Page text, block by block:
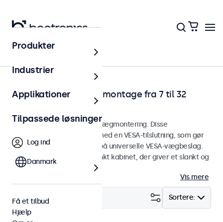
Hjem
Touchskærme til vægmontage fra 7 til 32
Touchskærme designet til vægmontering. Disse
touchskærme er udstyret med en VESA-tilslutning, som gør
det nemt at montere dem på universelle VESA-vægbeslag.
Touchskærmene har et slankt kabinet, der giver et slankt og
fladt finish.
Vis mere
Sortere:
Filter (21
Produkter
Industrier
Applikationer
Tilpassede løsninger
Log ind
Danmark
Få et tilbud
Hjælp